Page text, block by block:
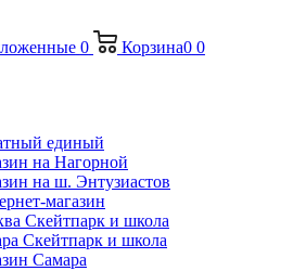
0 Корзина0 0
единый
на Нагорной
на ш. Энтузиастов
магазин
Скейтпарк и школа
Скейтпарк и школа
Самара